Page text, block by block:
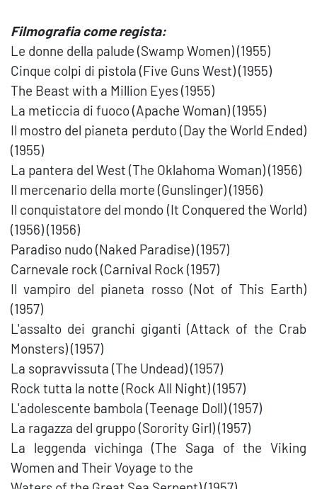
Filmografia come regista:
Le donne della palude (Swamp Women) (1955)
Cinque colpi di pistola (Five Guns West) (1955)
The Beast with a Million Eyes (1955)
La meticcia di fuoco (Apache Woman) (1955)
Il mostro del pianeta perduto (Day the World Ended)
(1955)
La pantera del West (The Oklahoma Woman) (1956)
Il mercenario della morte (Gunslinger) (1956)
Il conquistatore del mondo (It Conquered the World)
(1956) (1956)
Paradiso nudo (Naked Paradise) (1957)
Carnevale rock (Carnival Rock (1957)
Il vampiro del pianeta rosso (Not of This Earth)
(1957)
L'assalto dei granchi giganti (Attack of the Crab
Monsters) (1957)
La sopravvissuta (The Undead) (1957)
Rock tutta la notte (Rock All Night) (1957)
L'adolescente bambola (Teenage Doll) (1957)
La ragazza del gruppo (Sorority Girl) (1957)
La leggenda vichinga (The Saga of the Viking
Women and Their Voyage to the